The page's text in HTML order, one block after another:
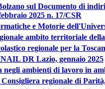
sul Documento di
2025 n. 17/CSR
e Motorie
ambito territoriale della
regionale per la
DR Lazio, gennaio 2025
ambienti di lavoro in
regionale di